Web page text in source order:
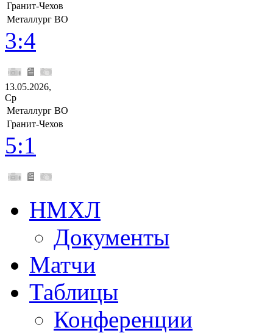
Гранит-Чехов
Металлург ВО
3:4
13.05.2026,
Ср
Металлург ВО
Гранит-Чехов
5:1
НМХЛ
Документы
Матчи
Таблицы
Конференции